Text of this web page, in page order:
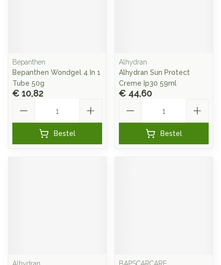
Bepanthen
Bepanthen Wondgel 4 In 1
Tube 50g
€ 10,82
Bestel
Alhydran
Alhydran Sun Protect
Creme Ip30 59ml
€ 44,60
Bestel